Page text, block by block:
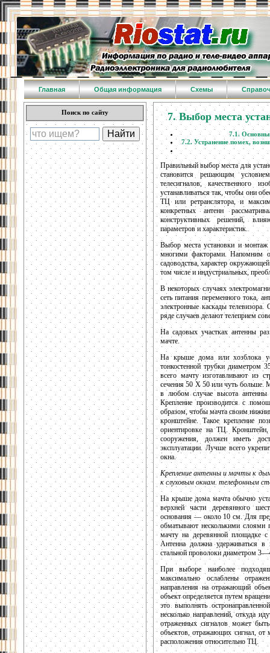
Главная Общая информация Схемы
Поиск по сайту 7. Выбор места
7.1.
7.2. Устранение помех,
Правильный выбор места для
становится решающим
телесигналов,
устанавливаться так, чтобы они
ТЦ или ретранслятора, и
конкретных антенн
конструктивных решений,
параметров и характеристик.
Выбор места установки и монтаж
многими факторами. Напомним
садоводства, характер
том числе и индустриальных,
В некоторых случаях
сеть питания переменного тока,
электронные каскады
ряде случаев делают телеприем
На садовых участках антенны
мачте.
На крыше дома или хозблока
тонкостенной трубки диаметром
всего мачту изготавливают из
сечения 50 X 50 или чуть больше.
в любом случае высота
Крепление производится с
образом, чтобы мачта своим
кронштейне. Такое крепление
ориентировке на ТЦ.
сооружения, должен иметь
эксплуатации. Лучше всего
окна.
Крепление антенны и мачты к
к слуховым окнам. телефонным
На крыше дома мачта обычно
верхней части деревянного
основания — около 10 см. Для
обматывают несколькими
мачту на деревянной площадке
Антенна должна удерживаться
стальной проволоки диаметром
При выборе наиболее
максимально ослаблены
направления на отражающий
объект определяется путем
это выполнять
несколько направлений, откуда
отраженных сигналов может
объектов, отражающих сигнал, от
расположения относительно ТЦ.